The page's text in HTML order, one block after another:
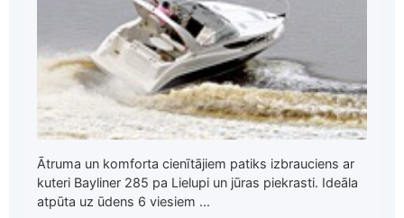
Ātruma un komforta cienītājiem patiks izbrauciens ar
kuteri Bayliner 285 pa Lielupi un jūras piekrasti. Ideāla
atpūta uz ūdens 6 viesiem ...